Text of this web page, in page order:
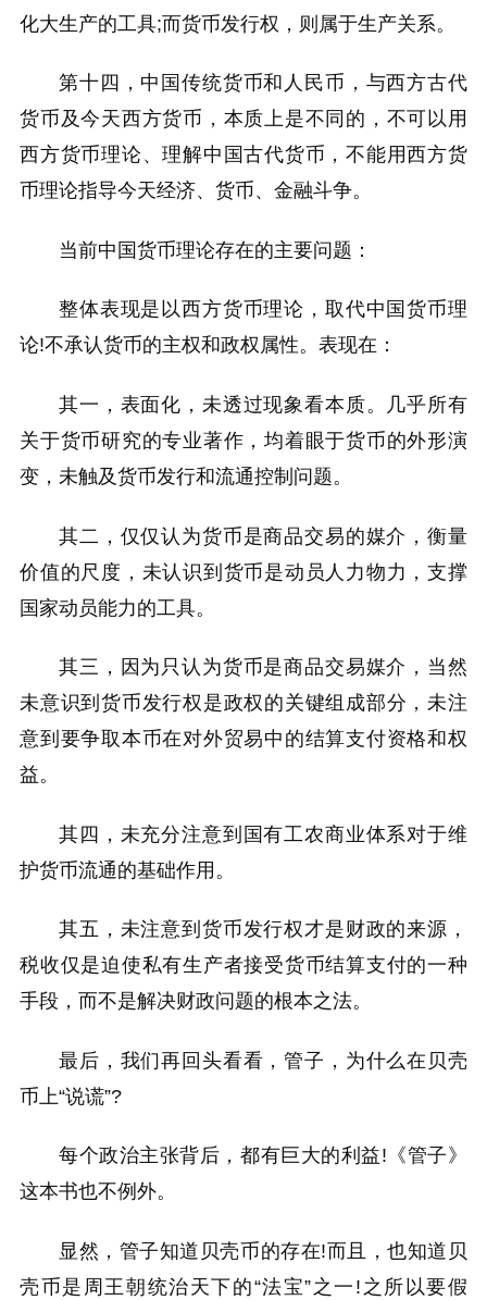
化大生产的工具;而货币发行权，则属于生产关系。
第十四，中国传统货币和人民币，与西方古代
货币及今天西方货币，本质上是不同的，不可以用
西方货币理论、理解中国古代货币，不能用西方货
币理论指导今天经济、货币、金融斗争。
当前中国货币理论存在的主要问题：
整体表现是以西方货币理论，取代中国货币理
论!不承认货币的主权和政权属性。表现在：
其一，表面化，未透过现象看本质。几乎所有
关于货币研究的专业著作，均着眼于货币的外形演
变，未触及货币发行和流通控制问题。
其二，仅仅认为货币是商品交易的媒介，衡量
价值的尺度，未认识到货币是动员人力物力，支撑
国家动员能力的工具。
其三，因为只认为货币是商品交易媒介，当然
未意识到货币发行权是政权的关键组成部分，未注
意到要争取本币在对外贸易中的结算支付资格和权
益。
其四，未充分注意到国有工农商业体系对于维
护货币流通的基础作用。
其五，未注意到货币发行权才是财政的来源，
税收仅是迫使私有生产者接受货币结算支付的一种
手段，而不是解决财政问题的根本之法。
最后，我们再回头看看，管子，为什么在贝壳
币上“说谎”?
每个政治主张背后，都有巨大的利益!《管子》
这本书也不例外。
显然，管子知道贝壳币的存在!而且，也知道贝
壳币是周王朝统治天下的“法宝”之一!之所以要假